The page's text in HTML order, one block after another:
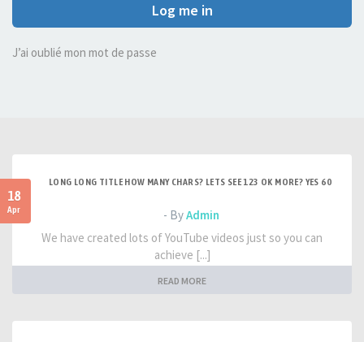
Log me in
J’ai oublié mon mot de passe
18
Apr
LONG LONG TITLE HOW MANY CHARS? LETS SEE 123 OK MORE? YES 60
- ByAdmin
We have created lots of YouTube videos just so you can
achieve [...]
READ MORE